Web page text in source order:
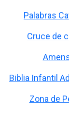
Palabras
Cruce de
Biblia Infantil
Zona de